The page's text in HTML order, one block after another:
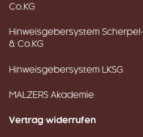
Co.KG
Hinweisgebersystem
& Co.KG
Hinweisgebersystem LKSG
MALZERS Akademie
Vertrag widerrufen